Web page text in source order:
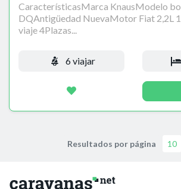
CaracterísticasMarca KnausModelo
DQAntigüedad NuevaMotor Fiat 2,2L
viaje 4Plazas...
6 viajar
Resultados por página 10